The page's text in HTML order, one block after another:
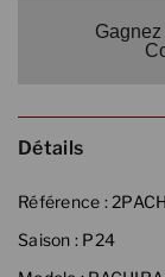
Détails
Référence :
Saison : P24